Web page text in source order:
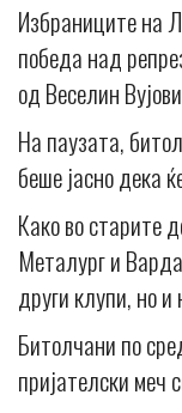
Избраниците на
победа над
од Веселин
На паузата,
беше јасно дека
Како во старите
Металург и
други клупи, но
Битолчани по
пријателски меч